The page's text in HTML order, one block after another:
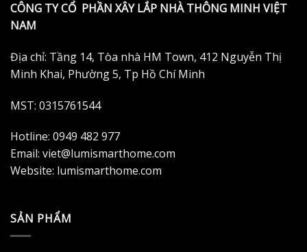
CÔNG TY CỔ PHẦN XÂY LẮP NHÀ THÔNG MINH VIỆT
NAM
Địa chỉ: Tầng 14, Tòa nhà HM Town, 412 Nguyễn Thị
Minh Khai, Phường 5, Tp Hồ Chí Minh
MST: 0315761544
Hotline: 0949 482 977
Email: viet@lumismarthome.com
Website: lumismarthome.com
SẢN PHẨM